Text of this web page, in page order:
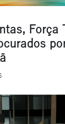
Força